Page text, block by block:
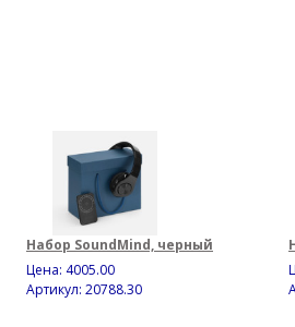
Набор SoundMind, черный
Цена: 4005.00
Артикул: 20788.30